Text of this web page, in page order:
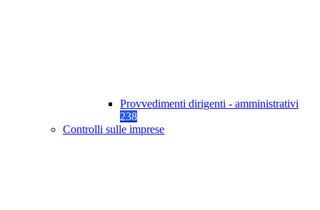
Provvedimenti dirigenti - amministrativi
238
Controlli sulle imprese